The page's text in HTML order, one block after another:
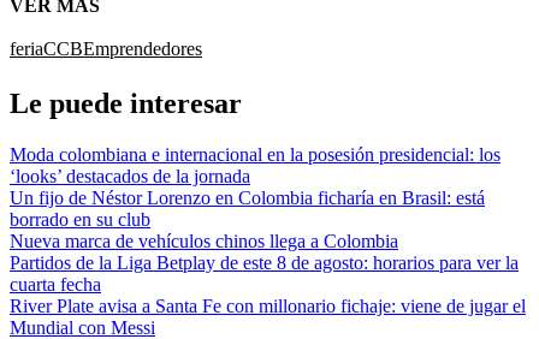
VER MÁS
feriaCCBEmprendedores
Le puede interesar
Moda colombiana e internacional en la posesión presidencial: los
‘looks’ destacados de la jornada
Un fijo de Néstor Lorenzo en Colombia ficharía en Brasil: está
borrado en su club
Nueva marca de vehículos chinos llega a Colombia
Partidos de la Liga Betplay de este 8 de agosto: horarios para ver la
cuarta fecha
River Plate avisa a Santa Fe con millonario fichaje: viene de jugar el
Mundial con Messi